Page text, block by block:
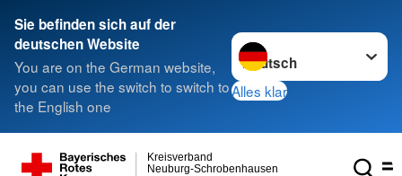
Sie befinden sich auf der
deutschen Website
You are on the German website,
you can use the switch to switch to
the English one
Sprache wechseln zu
Alles klar
Neuburg-Schrobenhausen
Kreisverband